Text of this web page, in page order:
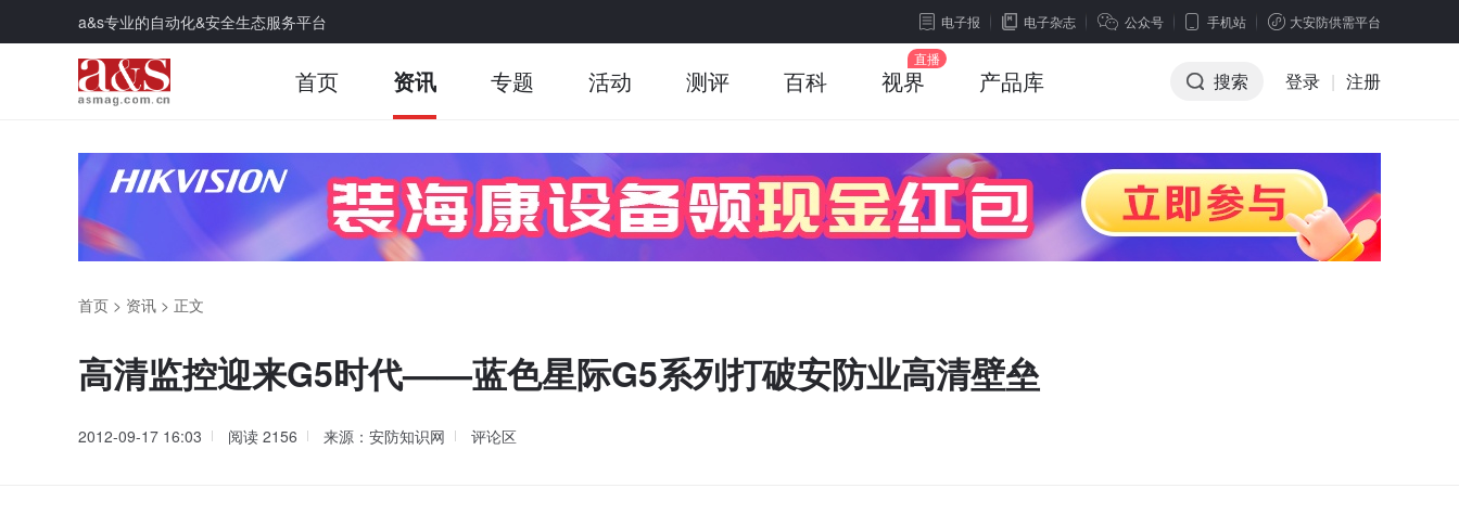
a&s专业的自动化&安全生态服务平台 电子报 电子杂志 公众号 手机站 大安防供需平台
首页 资讯 专题 活动 测评 百科 视界 产品库 搜索 登录 | 注册
首页 > 资讯 > 正文
高清监控迎来G5时代——蓝色星际G5系列打破安防业高清壁垒
2012-09-17 16:03 阅读 2156 来源：安防知识网 评论区